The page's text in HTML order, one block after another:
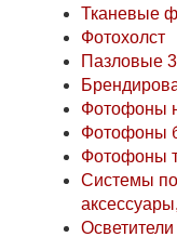
Тканевые
Фотохолст
Пазловые
Фотофоны
Фотофоны
Фотофоны
Системы